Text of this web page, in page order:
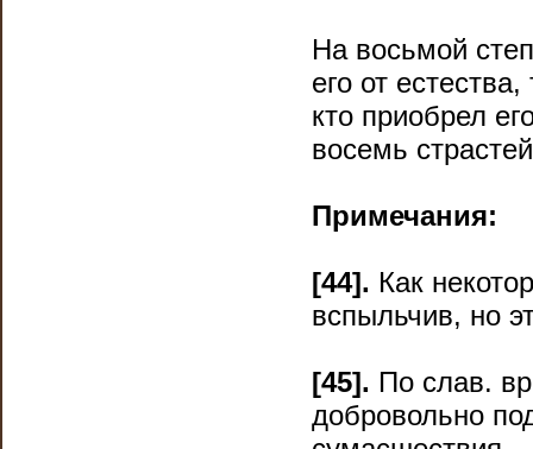
На восьмой
его от
кто приобрел
восемь
Примечания:
[44]. Как
вспыльчив, но
[45]. По слав.
добровольно